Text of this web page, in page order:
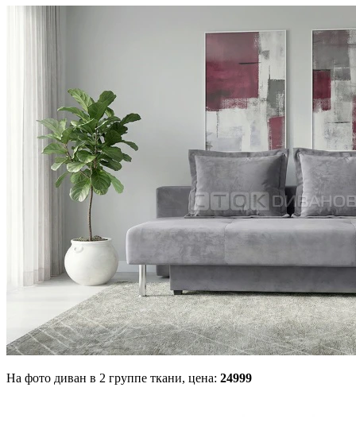
На фото диван в 2 группе ткани, цена: 24999